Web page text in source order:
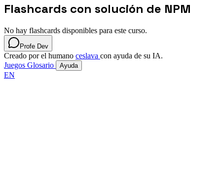
Flashcards con solución de NPM
No hay flashcards disponibles para este curso.
Profe Dev
Creado por el humano ceslava con ayuda de su IA.
Juegos Glosario Ayuda
EN